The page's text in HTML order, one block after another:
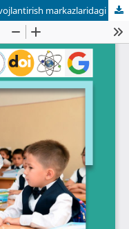
Maktabgacha ta’lim tashkilotlarida rivojlantirish markazlaridagi ta’limiy faoliyatlarni kuzatish va tahlil qilish metodikasi